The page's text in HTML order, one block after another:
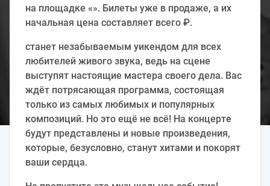
на площадке «». Билеты уже в продаже, а их
начальная цена составляет всего ₽.
станет незабываемым уикендом для всех
любителей живого звука, ведь на сцене
выступят настоящие мастера своего дела. Вас
ждёт потрясающая программа, состоящая
только из самых любимых и популярных
композиций. Но это ещё не всё! На концерте
будут представлены и новые произведения,
которые, безусловно, станут хитами и покорят
ваши сердца.